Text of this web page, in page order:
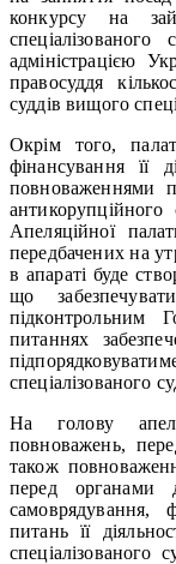
конкурсу на
адміністрацією
правосуддя
суддів вищого
Окрім того,
фінансування її
повноваженнями
антикорупційного
Апеляційної
передбачених на
в апараті буде
що
підконтрольним
питаннях
спеціалізованого
На голову
повноважень,
також
перед органами
питань її
спеціалізованого